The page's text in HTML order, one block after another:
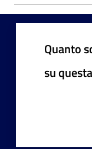
Quanto
su